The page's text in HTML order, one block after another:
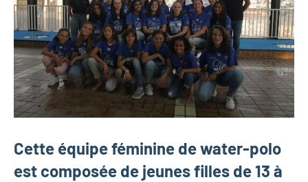
Cette équipe féminine de water-polo
est composée de jeunes filles de 13 à